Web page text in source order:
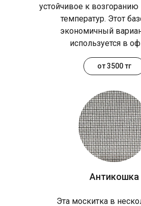
Антикошка
устойчивое к
температур. Этот
экономичный
используется в
Эта москитка в
от 3500 тг